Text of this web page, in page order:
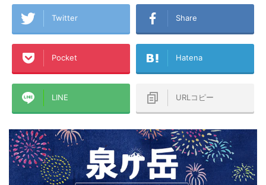
Twitter Share
Pocket Hatena
LINE URLコピー